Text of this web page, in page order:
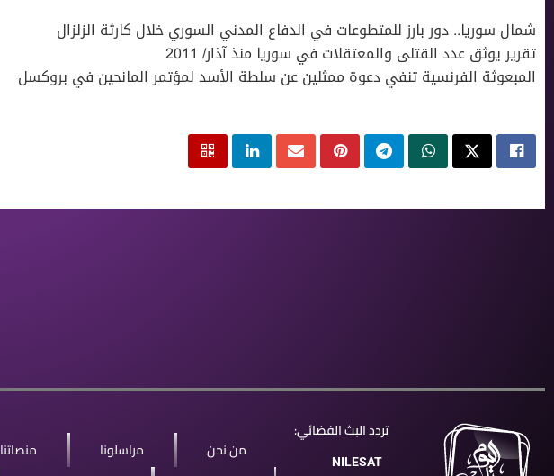
شمال سوريا.. دور بارز للمتطوعات في الدفاع المدني السوري خلال كارثة الزلزال
تقرير يوثق عدد القتلى والمعتقلات في سوريا منذ آذار/ 2011
المبعوثة الفرنسية تنفي دعوة ممثلين عن سلطة الأسد لمؤتمر المانحين في بروكسل
تردد البث الفضائي:
NILESAT من نحن مراسلونا منصاتنا